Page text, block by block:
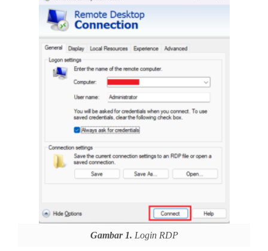
Gambar 1. Login RDP